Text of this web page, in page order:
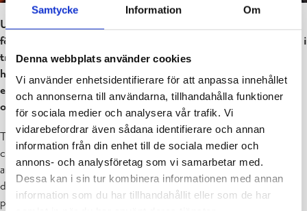
Samtycke Information Om
Denna webbplats använder cookies
Vi använder enhetsidentifierare för att anpassa innehållet
och annonserna till användarna, tillhandahålla funktioner
för sociala medier och analysera vår trafik. Vi
vidarebefordrar även sådana identifierare och annan
information från din enhet till de sociala medier och
annons- och analysföretag som vi samarbetar med.
Dessa kan i sin tur kombinera informationen med annan
information som du har tillhandahållit eller som de har
Uthyrning av lätta mikromobilitetsfordon på områden som
förvaltas av kommunen blev tillståndspliktig genom en ändring i
trafikservicelagen som trädde i kraft 1.9.2025. Raseborgs stad
har beslutat att skjuta upp införandet av tillståndskravet, i
enlighet med vad lagen tillåter, så att tillstånd krävs först från
och med 1.1.2026.
Tillståndskravet gäller yrkesmässig uthyrning av cyklar, elassisterade
cyklar och lätta elfordon – såsom elsparkcyklar – för delad
användning. Verksamhet som inte betraktas som yrkesmässig, och
därmed inte kräver tillstånd, är exempelvis uthyrning av fordon för
personlig långtidsanvändning via leasingtjänster, eller uthyrning från